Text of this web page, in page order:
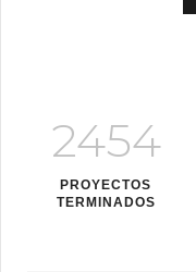
2454
PROYECTOS
TERMINADOS